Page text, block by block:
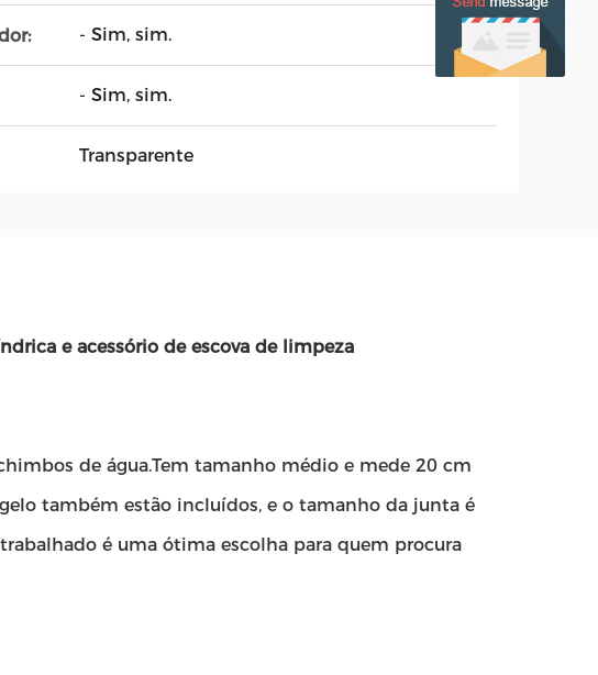
- Sim, sim.
- Sim, sim.
Transparente
e acessório de escova de limpeza
de água.Tem tamanho médio e mede 20 cm
também estão incluídos, e o tamanho da junta é
é uma ótima escolha para quem procura